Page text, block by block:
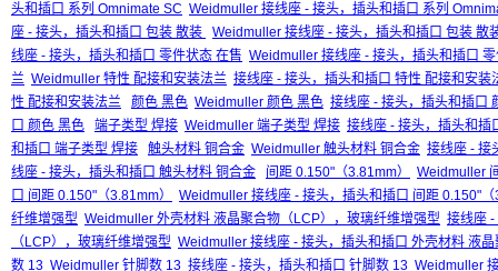
头和插口 系列 Omnimate SC Weidmuller 接线座 - 接头，插头和插口 系列
座 - 接头，插头和插口 包装 散装
Weidmuller 接线座 - 接头，插头和插口 包装 散
线座 - 接头，插头和插口 零件状态 在售 Weidmuller 接线座 - 接头，插头和插口
兰 Weidmuller 特性 配接和安装法兰 接线座 - 接头，插头和插口 特性 配接和安装
性 配接和安装法兰
颜色 黑色 Weidmuller 颜色 黑色 接线座 - 接头，插头和插口
口 颜色 黑色
端子类型 焊接 Weidmuller 端子类型 焊接 接线座 - 接头，插头和插
和插口 端子类型 焊接
触头材料 铜合金 Weidmuller 触头材料 铜合金 接线座 - 接
线座 - 接头，插头和插口 触头材料 铜合金
间距 0.150"（3.81mm）
Weidmuller
口 间距 0.150"（3.81mm）
Weidmuller 接线座 - 接头，插头和插口 间距 0.150"
纤维增强型 Weidmuller 外壳材料 液晶聚合物（LCP），玻璃纤维增强型 接线座 -
（LCP），玻璃纤维增强型 Weidmuller 接线座 - 接头，插头和插口 外壳材料 液
数 13 Weidmuller 针脚数 13 接线座 - 接头，插头和插口 针脚数 13 Weidmuller